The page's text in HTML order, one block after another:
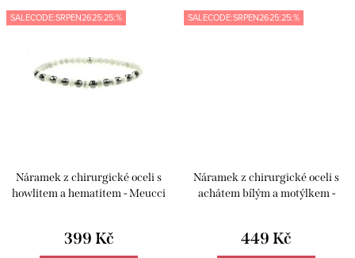
SALECODE:SRPEN2625:25:%
Náramek z chirurgické oceli s
howlitem a hematitem - Meucci
399 Kč
SALECODE:SRPEN2625:25:%
Náramek z chirurgické oceli s
achátem bílým a motýlkem -
449 Kč